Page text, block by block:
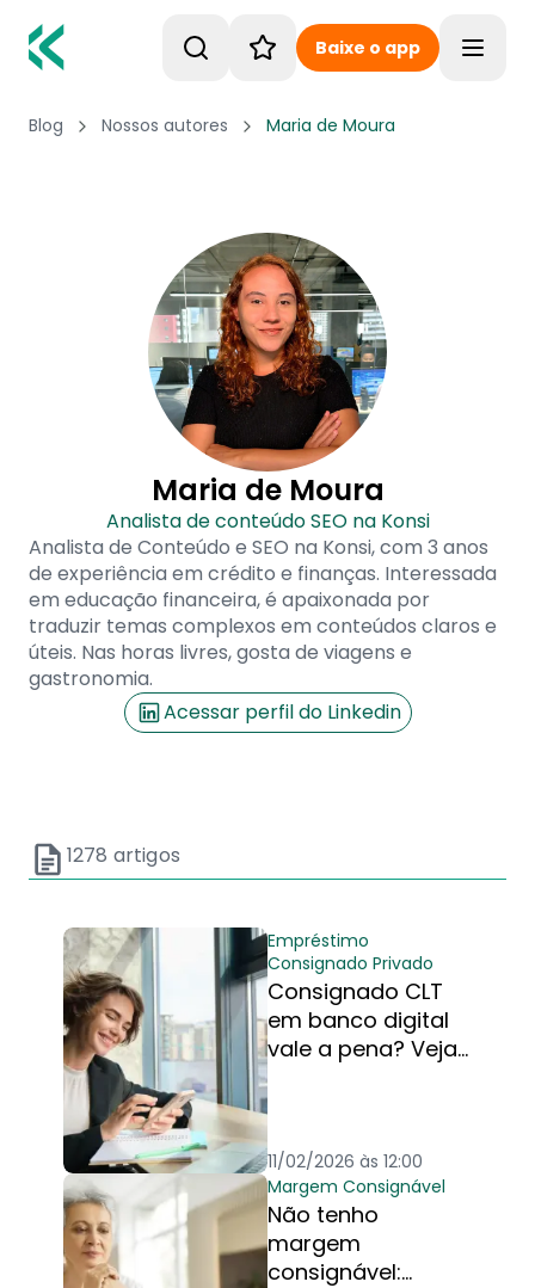
Baixe o app
Blog Nossos autores Maria de Moura
Maria de Moura
Analista de conteúdo SEO na Konsi
Analista de Conteúdo e SEO na Konsi, com 3 anos
de experiência em crédito e finanças. Interessada
em educação financeira, é apaixonada por
traduzir temas complexos em conteúdos claros e
úteis. Nas horas livres, gosta de viagens e
gastronomia.
Acessar perfil do Linkedin
1278 artigos
Empréstimo
Consignado Privado
Consignado CLT
em banco digital
vale a pena? Veja
11/02/2026 às 12:00
Margem Consignável
Não tenho
margem
consignável: